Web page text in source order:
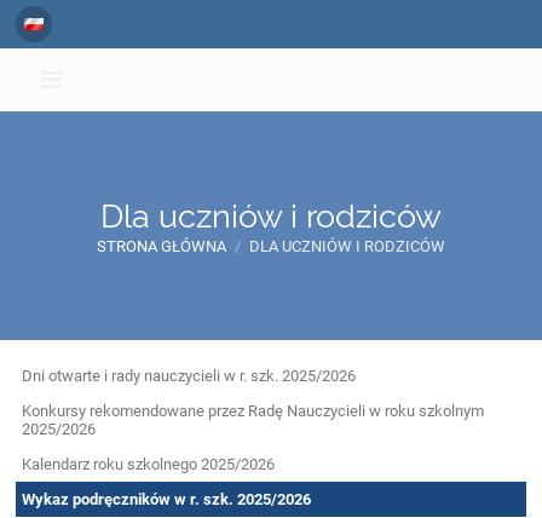
Dla uczniów i rodziców
STRONA GŁÓWNA / DLA UCZNIÓW I RODZICÓW
Dla
uczniów
i
rodziców
Dni otwarte i rady nauczycieli w r. szk. 2025/2026
Konkursy rekomendowane przez Radę Nauczycieli w roku szkolnym
2025/2026
Kalendarz roku szkolnego 2025/2026
Wykaz podręczników w r. szk. 2025/2026